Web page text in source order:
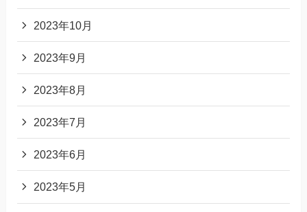
2023年10月
2023年9月
2023年8月
2023年7月
2023年6月
2023年5月